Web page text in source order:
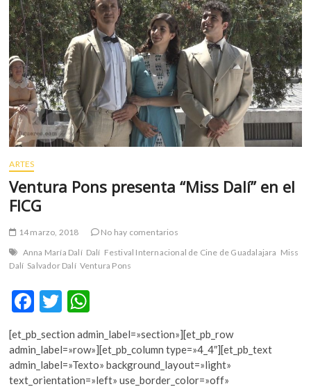
ARTES
Ventura Pons presenta “Miss Dalí” en el
FICG
14 marzo, 2018
No hay comentarios
Anna María Dalí Dalí Festival Internacional de Cine de Guadalajara Miss
Dalí Salvador Dalí Ventura Pons
F
e
b
T
w
itt
er
h
at
s
[et_pb_section admin_label=»section»][et_pb_row
admin_label=»row»][et_pb_column type=»4_4″][et_pb_text
admin_label=»Texto» background_layout=»light»
text_orientation=»left» use_border_color=»off»